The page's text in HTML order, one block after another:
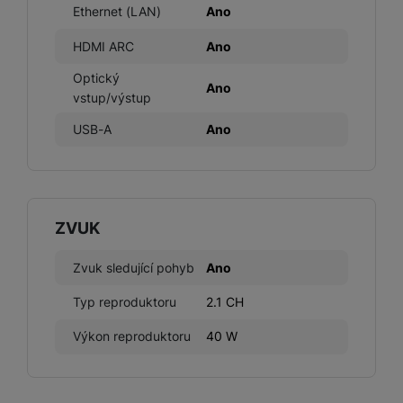
Ethernet (LAN) Ano
HDMI ARC Ano
Optický
vstup/výstup
Ano
USB-A Ano
ZVUK
Zvuk sledující pohyb Ano
Typ reproduktoru 2.1 CH
Výkon reproduktoru 40 W